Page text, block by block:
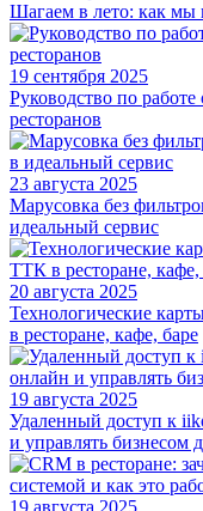
Шагаем в лето: как мы
19 сентября 2025
Руководство по
ресторанов
23 августа 2025
Марусовка без
идеальный сервис
20 августа 2025
Технологические
в ресторане, кафе, баре
19 августа 2025
Удаленный доступ к
и управлять бизнесом